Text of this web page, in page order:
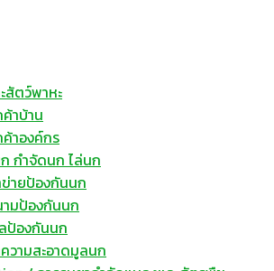
สัตว์พาหะ
าบ้าน
าองค์กร
กำจัดนก ไล่นก
ายป้องกันนก
มป้องกันนก
ป้องกันนก
วามสะอาดมูลนก